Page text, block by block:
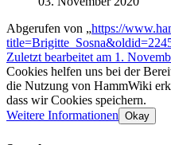
Abgerufen von „https://
Zuletzt bearbeitet am 1.
Cookies helfen uns bei der
die Nutzung von HammWiki
dass wir Cookies speichern.
Weitere Informationen Okay